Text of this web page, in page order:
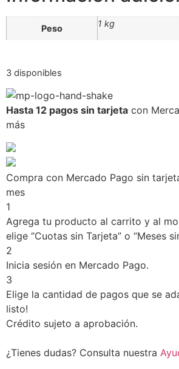
Peso 1 kg
3 disponibles
Hasta 12 pagos sin tarjeta con
más
Compra con Mercado Pago sin
mes
1
Agrega tu producto al carrito y al
elige “Cuotas sin Tarjeta” o “Meses
2
Inicia sesión en Mercado Pago.
3
Elige la cantidad de pagos que se
listo!
Crédito sujeto a aprobación.
¿Tienes dudas? Consulta nuestra